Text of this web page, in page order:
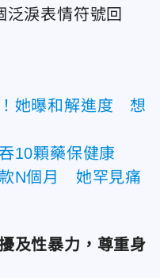
泛淚表情符號回
她曝和解進度 想
10顆藥保健康
N個月 她罕見痛
及性暴力，尊重身